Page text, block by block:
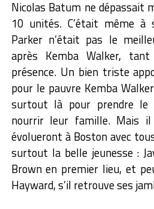
Nicolas Batum ne dépassait
10 unités. C’était même à
Parker n’était pas le
après Kemba Walker,
présence. Un bien triste
pour le pauvre Kemba
surtout là pour prendre le
nourrir leur famille. Mais
évolueront à Boston avec
surtout la belle jeunesse :
Brown en premier lieu, et
Hayward, s’il retrouve ses